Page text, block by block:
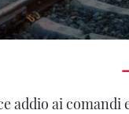
addio ai